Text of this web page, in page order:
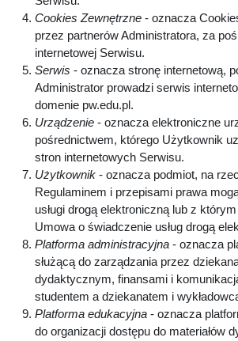
Cookies Zewnętrzne - oznacza
przez partnerów Administratora, za
internetowej Serwisu.
Serwis - oznacza stronę internetową,
Administrator prowadzi serwis
domenie pw.edu.pl.
Urządzenie - oznacza elektroniczne
pośrednictwem, którego Użytkownik
stron internetowych Serwisu.
Użytkownik - oznacza podmiot, na
Regulaminem i przepisami prawa
usługi drogą elektroniczną lub z
Umowa o świadczenie usług drogą
Platforma administracyjna - oznacza
służącą do zarządzania przez
dydaktycznym, finansami i
studentem a dziekanatem i
Platforma edukacyjna - oznacza
do organizacji dostępu do materiałów